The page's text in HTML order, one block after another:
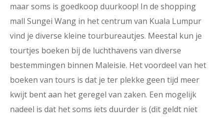
maar soms is goedkoop duurkoop! In de shopping
mall Sungei Wang in het centrum van Kuala Lumpur
vind je diverse kleine tourbureautjes. Meestal kun je
tourtjes boeken bij de luchthavens van diverse
bestemmingen binnen Maleisie. Het voordeel van het
boeken van tours is dat je ter plekke geen tijd meer
kwijt bent aan het geregel van zaken. Een mogelijk
nadeel is dat het soms iets duurder is (dit geldt niet